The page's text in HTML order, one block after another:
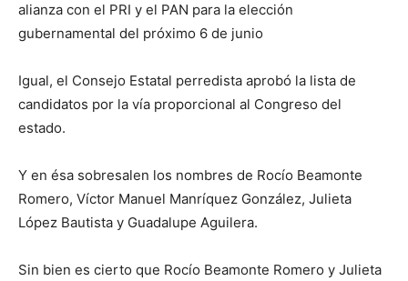
alianza con el PRI y el PAN para la elección
gubernamental del próximo 6 de junio
Igual, el Consejo Estatal perredista aprobó la lista de
candidatos por la vía proporcional al Congreso del
estado.
Y en ésa sobresalen los nombres de Rocío Beamonte
Romero, Víctor Manuel Manríquez González, Julieta
López Bautista y Guadalupe Aguilera.
Sin bien es cierto que Rocío Beamonte Romero y Julieta